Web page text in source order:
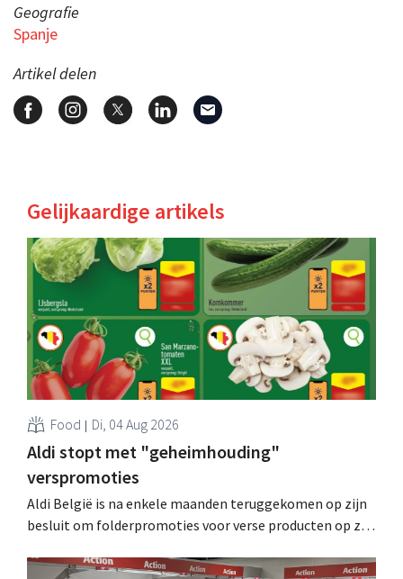
Geografie
Spanje
Artikel delen
Gelijkaardige artikels
Food Di, 04 Aug 2026
Aldi stopt met "geheimhouding"
verspromoties
Aldi België is na enkele maanden teruggekomen op zijn
besluit om folderpromoties voor verse producten op zijn
werking treden: "Onze klanten willen goed